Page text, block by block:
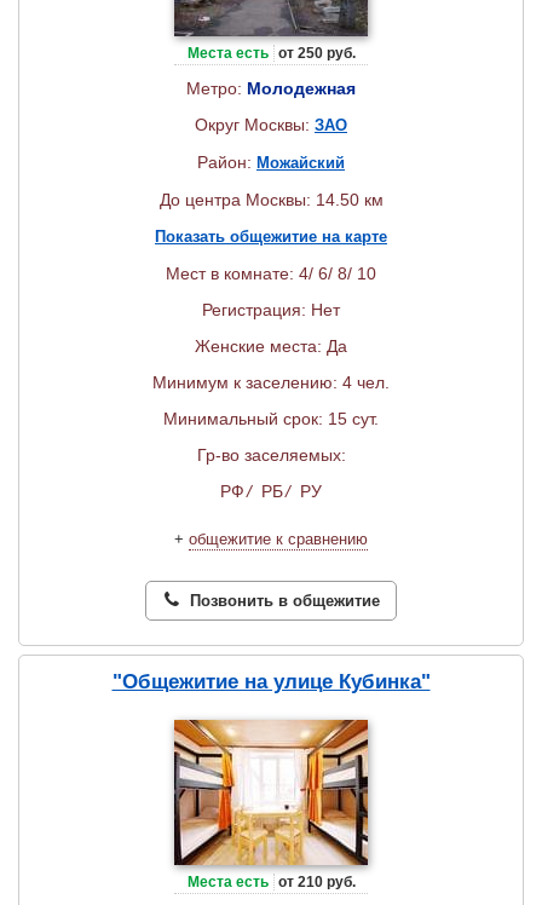
Места есть от 250 руб.
Метро: Молодежная
Округ Москвы: ЗАО
Район: Можайский
До центра Москвы: 14.50 км
Показать общежитие на карте
Мест в комнате: 4/ 6/ 8/ 10
Регистрация: Нет
Женские места: Да
Минимум к заселению: 4 чел.
Минимальный срок: 15 сут.
Гр-во заселяемых:
РФ/ РБ/ РУ
+ общежитие к сравнению
Позвонить в общежитие
"Общежитие на улице Кубинка"
Места есть от 210 руб.